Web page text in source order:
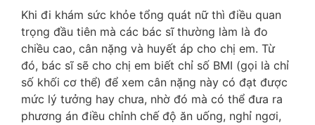
Khi đi khám sức khỏe tổng quát nữ thì điều quan
trọng đầu tiên mà các bác sĩ thường làm là đo
chiều cao, cân nặng và huyết áp cho chị em. Từ
đó, bác sĩ sẽ cho chị em biết chỉ số BMI (gọi là chỉ
số khối cơ thể) để xem cân nặng này có đạt được
mức lý tưởng hay chưa, nhờ đó mà có thể đưa ra
phương án điều chỉnh chế độ ăn uống, nghỉ ngơi,